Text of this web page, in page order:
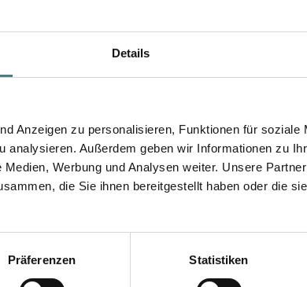
Details
Anzeigen zu personalisieren, Funktionen für soziale
analysieren. Außerdem geben wir Informationen zu
Werbung und Analysen weiter. Unsere
die Sie ihnen bereitgestellt haben oder die
Präferenzen Statistiken